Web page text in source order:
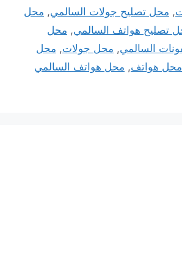
, محل تصليح جولات السالمي, محل
تصليح هواتف السالمي, محل
السالمي, محل جولات, محل
محل هواتف, محل هواتف السالمي